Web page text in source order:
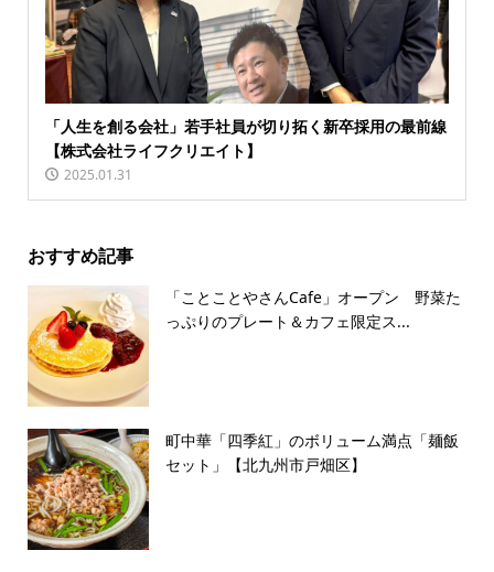
「人生を創る会社」若手社員が切り拓く新卒採用の最前線
【株式会社ライフクリエイト】
2025.01.31
おすすめ記事
「ことことやさんCafe」オープン 野菜た
っぷりのプレート＆カフェ限定ス...
町中華「四季紅」のボリューム満点「麺飯
セット」【北九州市戸畑区】